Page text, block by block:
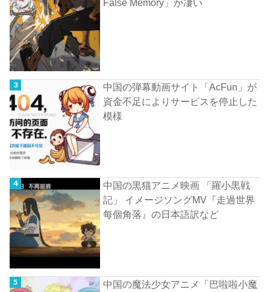
False Memory」が凄い
中国の弾幕動画サイト「AcFun」が
資金不足によりサービスを停止した
模様
中国の黒猫アニメ映画 「羅小黒戦
記」 イメージソングMV『走過世界
每個角落』の日本語訳など
中国の魔法少女アニメ「巴啦啦小魔